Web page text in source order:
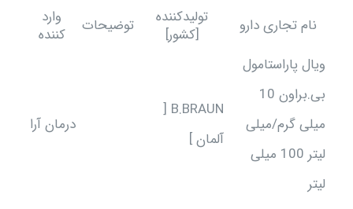
نام تجاری دارو
تولیدکننده
[کشور]
توضیحات
وارد
کننده
ویال پاراستامول
بی.براون 10
میلی گرم/میلی
لیتر 100 میلی
لیتر
B.BRAUN [
آلمان ]
درمان آرا